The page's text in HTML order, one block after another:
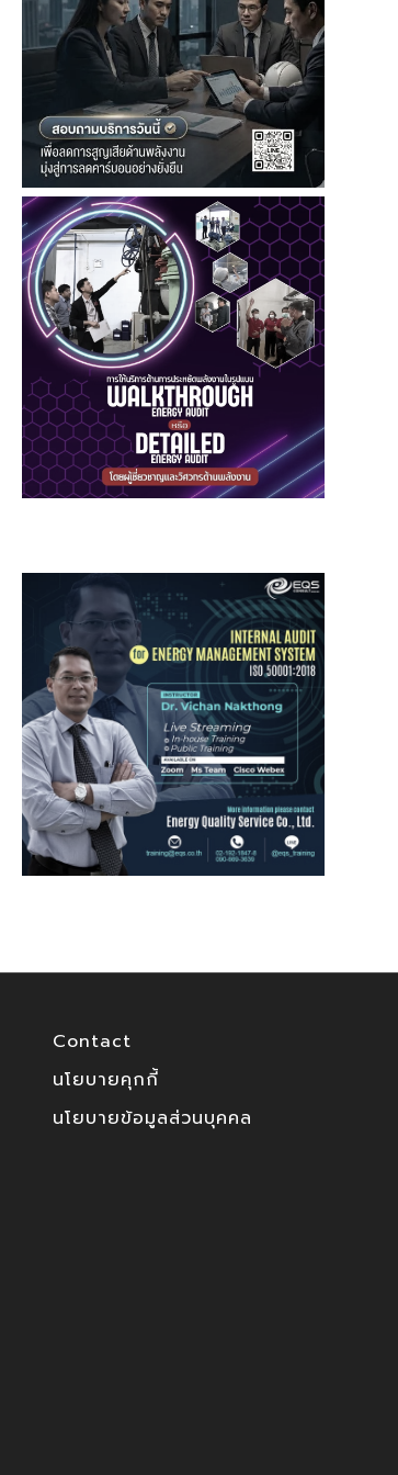
Contact
นโยบายคุกกี้
นโยบายข้อมูลส่วนบุคคล